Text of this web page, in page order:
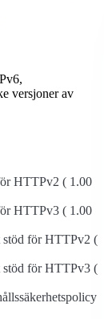
versjoner av
HTTPv2 ( 1.00
HTTPv3 ( 1.00
stöd för HTTPv2 (
stöd för HTTPv3 (